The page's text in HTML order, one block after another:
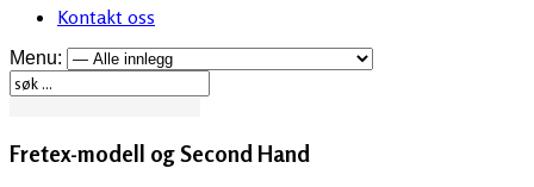
Kontakt oss
Menu:
Fretex-modell og Second Hand